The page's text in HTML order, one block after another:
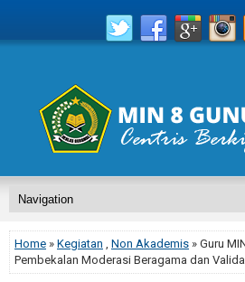
Home » Kegiatan , Non Akademis » Guru
Pembekalan Moderasi Beragama dan